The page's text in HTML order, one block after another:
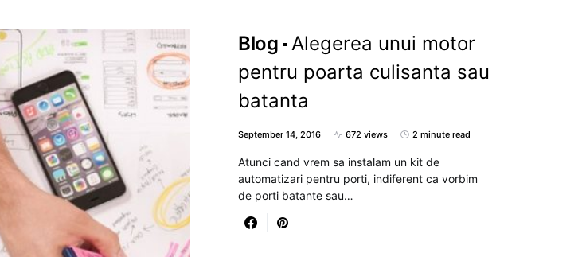
Blog Alegerea unui motor
pentru poarta culisanta sau
batanta
September 14, 2016 672 views 2 minute read
Atunci cand vrem sa instalam un kit de
automatizari pentru porti, indiferent ca vorbim
de porti batante sau…